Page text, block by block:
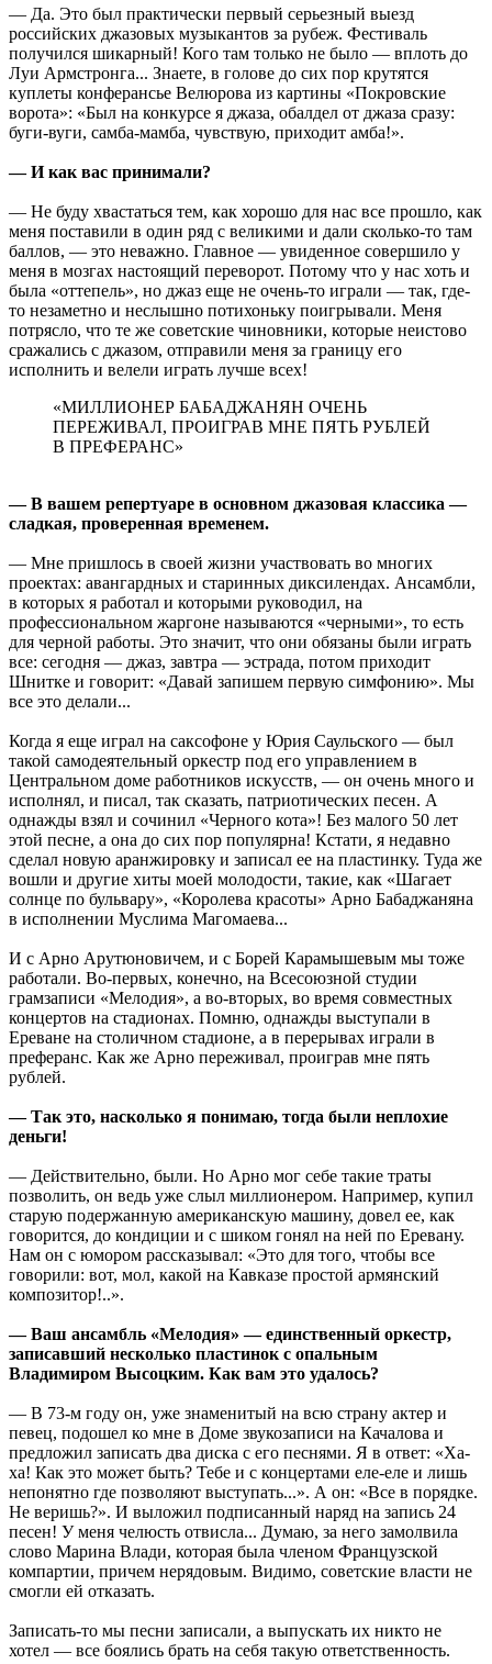
— Да. Это был практически первый серьезный выезд
российских джазовых музыкантов за рубеж. Фестиваль
получился шикарный! Кого там только не было — вплоть до
Луи Армстронга... Знаете, в голове до сих пор крутятся
куплеты конферансье Велюрова из картины «Покровские
ворота»: «Был на конкурсе я джаза, обалдел от джаза сразу:
буги-вуги, самба-мамба, чувствую, приходит амба!».
— И как вас принимали?
— Не буду хвастаться тем, как хорошо для нас все прошло, как
меня поставили в один ряд с великими и дали сколько-то там
баллов, — это неважно. Главное — увиденное совершило у
меня в мозгах настоящий переворот. Потому что у нас хоть и
была «оттепель», но джаз еще не очень-то играли — так, где-
то незаметно и неслышно потихоньку поигрывали. Меня
потрясло, что те же советские чиновники, которые неистово
сражались с джазом, отправили меня за границу его
исполнить и велели играть лучше всех!
«МИЛЛИОНЕР БАБАДЖАНЯН ОЧЕНЬ
ПЕРЕЖИВАЛ, ПРОИГРАВ МНЕ ПЯТЬ РУБЛЕЙ
В ПРЕФЕРАНС»
— В вашем репертуаре в основном джазовая классика —
сладкая, проверенная временем.
— Мне пришлось в своей жизни участвовать во многих
проектах: авангардных и старинных диксилендах. Ансамбли,
в которых я работал и которыми руководил, на
профессиональном жаргоне называются «черными», то есть
для черной работы. Это значит, что они обязаны были играть
все: сегодня — джаз, завтра — эстрада, потом приходит
Шнитке и говорит: «Давай запишем первую симфонию». Мы
все это делали...
Когда я еще играл на саксофоне у Юрия Саульского — был
такой самодеятельный оркестр под его управлением в
Центральном доме работников искусств, — он очень много и
исполнял, и писал, так сказать, патриотических песен. А
однажды взял и сочинил «Черного кота»! Без малого 50 лет
этой песне, а она до сих пор популярна! Кстати, я недавно
сделал новую аранжировку и записал ее на пластинку. Туда же
вошли и другие хиты моей молодости, такие, как «Шагает
солнце по бульвару», «Королева красоты» Арно Бабаджаняна
в исполнении Муслима Магомаева...
И с Арно Арутюновичем, и с Борей Карамышевым мы тоже
работали. Во-первых, конечно, на Всесоюзной студии
грамзаписи «Мелодия», а во-вторых, во время совместных
концертов на стадионах. Помню, однажды выступали в
Ереване на столичном стадионе, а в перерывах играли в
преферанс. Как же Арно переживал, проиграв мне пять
рублей.
— Так это, насколько я понимаю, тогда были неплохие
деньги!
— Действительно, были. Но Арно мог себе такие траты
позволить, он ведь уже слыл миллионером. Например, купил
старую подержанную американскую машину, довел ее, как
говорится, до кондиции и с шиком гонял на ней по Еревану.
Нам он с юмором рассказывал: «Это для того, чтобы все
говорили: вот, мол, какой на Кавказе простой армянский
композитор!..».
— Ваш ансамбль «Мелодия» — единственный оркестр,
записавший несколько пластинок с опальным
Владимиром Высоцким. Как вам это удалось?
— В 73-м году он, уже знаменитый на всю страну актер и
певец, подошел ко мне в Доме звукозаписи на Качалова и
предложил записать два диска с его песнями. Я в ответ: «Ха-
ха! Как это может быть? Тебе и с концертами еле-еле и лишь
непонятно где позволяют выступать...». А он: «Все в порядке.
Не веришь?». И выложил подписанный наряд на запись 24
песен! У меня челюсть отвисла... Думаю, за него замолвила
слово Марина Влади, которая была членом Французской
компартии, причем нерядовым. Видимо, советские власти не
смогли ей отказать.
Записать-то мы песни записали, а выпускать их никто не
хотел — все боялись брать на себя такую ответственность.